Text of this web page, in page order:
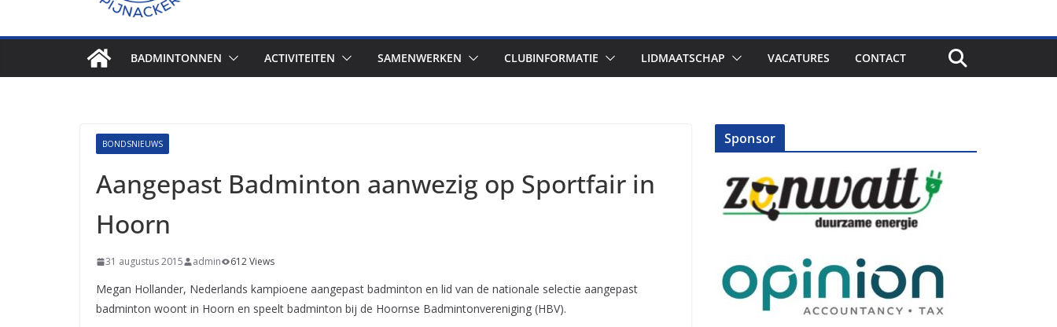
BADMINTONNEN ACTIVITEITEN SAMENWERKEN CLUBINFORMATIE LIDMAATSCHAP VACATURES CONTACT
BONDSNIEUWS
Aangepast Badminton aanwezig op Sportfair in
Hoorn
31 augustus 2015 admin 612 Views
Megan Hollander, Nederlands kampioene aangepast badminton en lid van de nationale selectie aangepast
badminton woont in Hoorn en speelt badminton bij de Hoornse Badmintonvereniging (HBV).
Sponsor